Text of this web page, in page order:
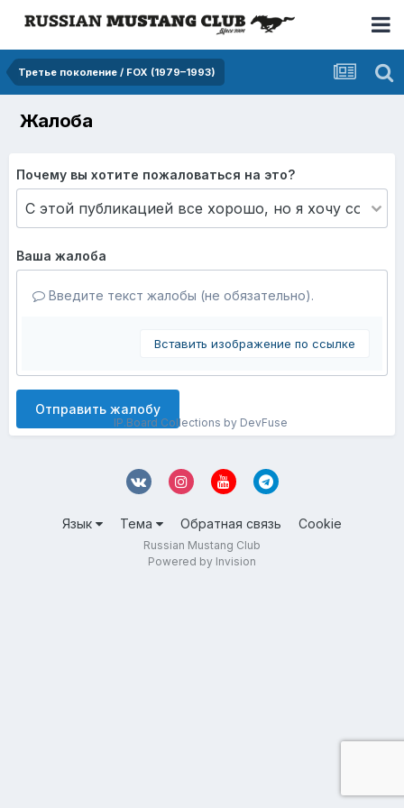
Третье поколение / FOX (1979–1993)
Жалоба
Почему вы хотите пожаловаться на это?
Ваша жалоба
Введите текст жалобы (не обязательно).
Вставить изображение по ссылке
Отправить жалобу
IP.Board Collections by DevFuse
Язык Тема Обратная связь Cookie
Russian Mustang Club
Powered by Invision